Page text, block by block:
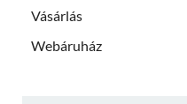
Vásárlás
Webáruház